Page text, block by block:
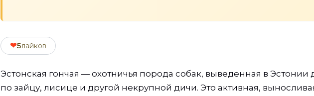
❤5лайков
Эстонская гончая — охотничья порода собак, выведенная в Эстонии
по зайцу, лисице и другой некрупной дичи. Это активная,